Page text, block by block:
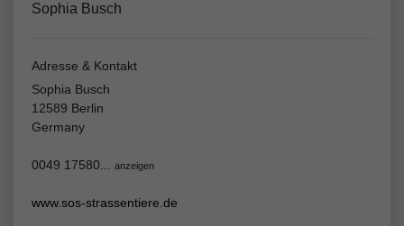
Sophia Busch
Adresse & Kontakt
Sophia Busch
12589 Berlin
Germany
0049 17580... anzeigen
www.sos-strassentiere.de